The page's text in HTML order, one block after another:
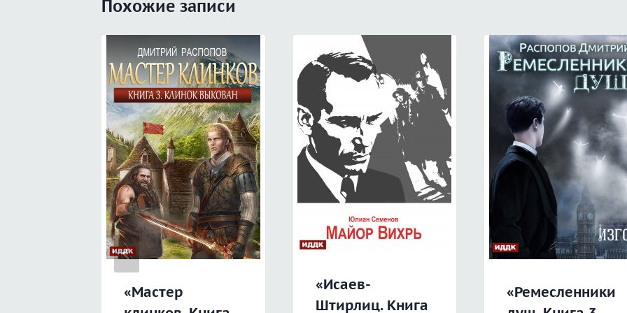
Похожие записи
«Мастер
«Исаев-
Штирлиц. Книга
«Ремесленники